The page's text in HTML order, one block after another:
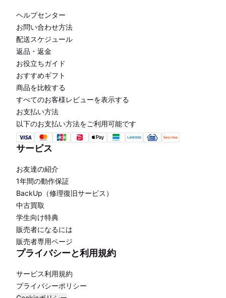
ヘルプセンター
お問い合わせ方法
配送スケジュール
返品・返金
お役立ちガイド
おすすめギフト
商品を比較する
すべてのお客様レビューを表示する
お支払い方法
以下のお支払い方法をご利用可能です
サービス
お友達の紹介
1年間の動作保証
BackUp（修理復旧サービス）
中古買取
学生向け特典
販売者になるには
販売者専用ページ
プライバシーと利用規約
サービス利用規約
プライバシーポリシー